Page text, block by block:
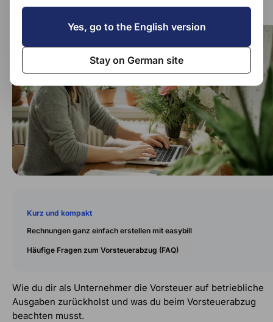
Kurz und kompakt
Rechnungen ganz einfach erstellen mit easybill
Häufige Fragen zum Vorsteuerabzug (FAQ)
Wie du dir als Unternehmer die Vorsteuer auf betriebliche
Ausgaben zurückholst und was du beim Vorsteuerabzug
beachten musst.
Yes, go to the English version
Stay on German site